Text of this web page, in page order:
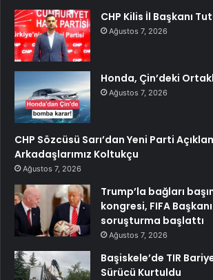
CHP Kilis İl Başkanı
Ağustos 7, 2026
Honda, Çin’deki
Ağustos 7, 2026
CHP Sözcüsü Sarı’dan Yeni Parti
Arkadaşlarımız Koltukçu
Ağustos 7, 2026
Trump’la bağları
kongresi, FIFA
soruşturma başlattı
Ağustos 7, 2026
Başiskele’de TIR
Sürücü Kurtuldu